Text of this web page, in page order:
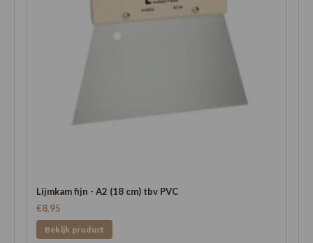
Lijmkam fijn - A2 (18 cm) tbv PVC
€8,95
Bekijk product